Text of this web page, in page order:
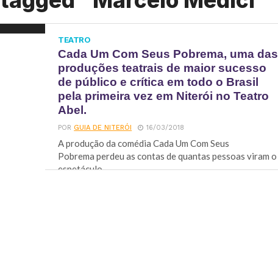
TEATRO
Cada Um Com Seus Pobrema, uma das
produções teatrais de maior sucesso
de público e crítica em todo o Brasil
pela primeira vez em Niterói no Teatro
Abel.
PORGUIA DE NITERÓI 16/03/2018
A produção da comédia Cada Um Com Seus
Pobrema perdeu as contas de quantas pessoas viram o
espetáculo...